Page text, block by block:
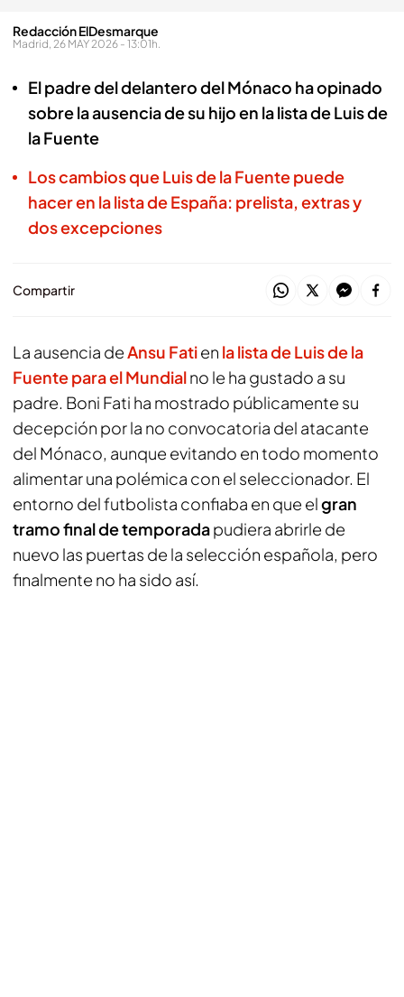
Redacción ElDesmarque
Madrid, 26 MAY 2026 - 13:01h.
El padre del delantero del Mónaco ha opinado
sobre la ausencia de su hijo en la lista de Luis de
la Fuente
Los cambios que Luis de la Fuente puede
hacer en la lista de España: prelista, extras y
dos excepciones
Compartir
La ausencia deAnsu Fatien la lista de Luis de la
Fuente para el Mundialno le ha gustado a su
padre. Boni Fati ha mostrado públicamente su
decepción por la no convocatoria del atacante
del Mónaco, aunque evitando en todo momento
alimentar una polémica con el seleccionador. El
entorno del futbolista confiaba en que elgran
tramo final de temporadapudiera abrirle de
nuevo las puertas de la selección española, pero
finalmente no ha sido así.